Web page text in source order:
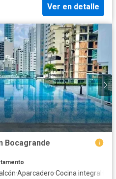
Ver en detalle
Bocagrande
·Aparcadero·Cocina integral